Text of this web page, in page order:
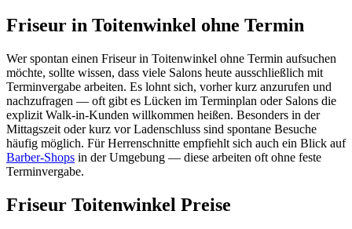
Friseur in Toitenwinkel ohne Termin
Wer spontan einen Friseur in Toitenwinkel ohne Termin aufsuchen
möchte, sollte wissen, dass viele Salons heute ausschließlich mit
Terminvergabe arbeiten. Es lohnt sich, vorher kurz anzurufen und
nachzufragen — oft gibt es Lücken im Terminplan oder Salons die
explizit Walk-in-Kunden willkommen heißen. Besonders in der
Mittagszeit oder kurz vor Ladenschluss sind spontane Besuche
häufig möglich. Für Herrenschnitte empfiehlt sich auch ein Blick auf
Barber-Shops in der Umgebung — diese arbeiten oft ohne feste
Terminvergabe.
Friseur Toitenwinkel Preise